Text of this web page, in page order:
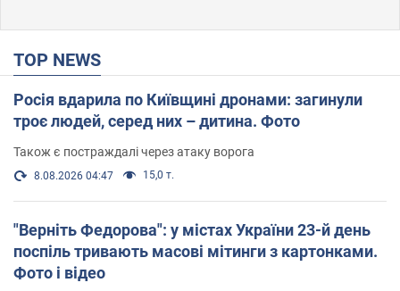
TOP NEWS
Росія вдарила по Київщині дронами: загинули
троє людей, серед них – дитина. Фото
Також є постраждалі через атаку ворога
8.08.2026 04:47 15,0 т.
"Верніть Федорова": у містах України 23-й день
поспіль тривають масові мітинги з картонками.
Фото і відео